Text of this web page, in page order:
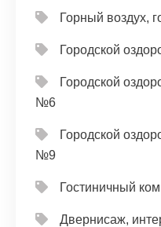
Горный воздух,
Городской
Городской
№6
Городской
№9
Гостиничный
Двернисаж,